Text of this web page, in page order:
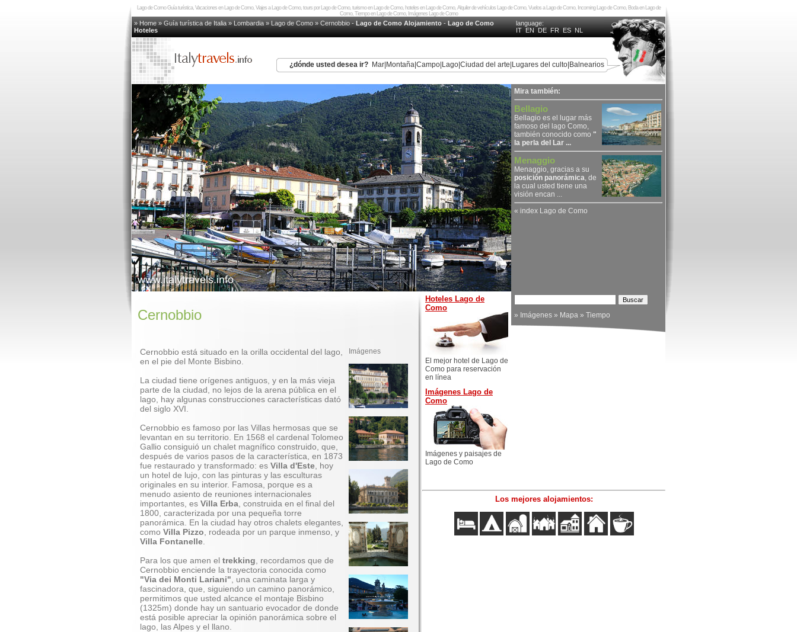
Lago de Como Guía turística, Vacaciones en Lago de Como, Viajes a Lago de Como, tours por Lago de Como, turismo en Lago de Como, hoteles en Lago de Como, Alquiler de vehículos Lago de Como, Vuelos a Lago de Como, Incoming Lago de Como, Boda en Lago de
Como, Tiempo en Lago de Como, Imágenes Lago de Como
» Home » Guía turística de Italia » Lombardia » Lago de Como » Cernobbio - Lago de Como Alojamiento - Lago de Como
Hoteles
language:
IT EN DE FR ES NL
¿dónde usted desea ir? Mar Montaña Campo Lago Ciudad del arte Lugares del culto Balnearios
Mira también:
Bellagio
Bellagio es el lugar más
famoso del lago Como,
también conocido como "
la perla del Lar ...
Menaggio
Menaggio, gracias a su
posición panorámica, de
la cual usted tiene una
visión encan ...
« index Lago de Como
Cernobbio
Cernobbio está situado en la orilla occidental del lago,
en el pie del Monte Bisbino.
La ciudad tiene orígenes antiguos, y en la más vieja
parte de la ciudad, no lejos de la arena pública en el
lago, hay algunas construcciones características dató
del siglo XVI.
Cernobbio es famoso por las Villas hermosas que se
levantan en su territorio. En 1568 el cardenal Tolomeo
Gallio consiguió un chalet magnífico construido, que,
después de varios pasos de la característica, en 1873
fue restaurado y transformado: es Villa d'Este , hoy
un hotel de lujo, con las pinturas y las esculturas
originales en su interior. Famosa, porque es a
menudo asiento de reuniones internacionales
importantes, es Villa Erba , construida en el final del
1800, caracterizada por una pequeña torre
panorámica. En la ciudad hay otros chalets elegantes,
como Villa Pizzo , rodeada por un parque inmenso, y
Villa Fontanelle
Para los que amen el trekking , recordamos que de
Cernobbio enciende la trayectoria conocida como
"Via dei Monti Lariani" , una caminata larga y
fascinadora, que, siguiendo un camino panorámico,
permitimos que usted alcance el montaje Bisbino
(1325m) donde hay un santuario evocador de donde
está posible apreciar la opinión panorámica sobre el
lago, las Alpes y el llano.
Imágenes
Hoteles Lago de
Como
El mejor hotel de Lago de
Como para reservación
en línea
Imágenes Lago de
Como
Imágenes y paisajes de
Lago de Como
» Imágenes » Mapa » Tiempo
Los mejores alojamientos: